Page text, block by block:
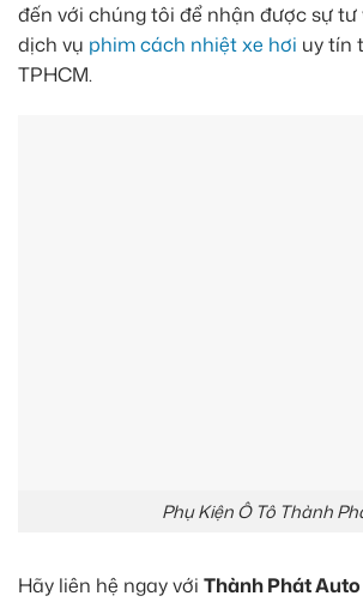
đến với chúng tôi để nhận được sự
dịch vụ phim cách nhiệt xe hơi uy tín
TPHCM.
Phụ Kiện Ô Tô Thành
Hãy liên hệ ngay với Thành Phát Auto